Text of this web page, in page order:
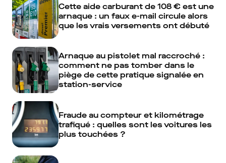
Cette aide carburant de 108 € est une
arnaque : un faux e-mail circule alors
que les vrais versements ont débuté
Arnaque au pistolet mal raccroché :
comment ne pas tomber dans le
piège de cette pratique signalée en
station-service
Fraude au compteur et kilométrage
trafiqué : quelles sont les voitures les
plus touchées ?